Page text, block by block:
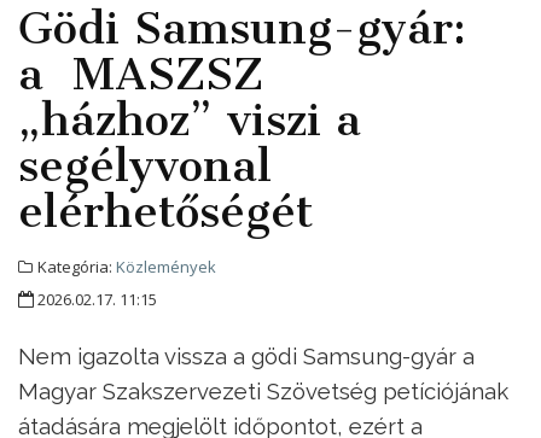
Gödi Samsung-gyár:
a MASZSZ
„házhoz” viszi a
segélyvonal
elérhetőségét
Kategória: Közlemények
2026.02.17. 11:15
Nem igazolta vissza a gödi Samsung-gyár a
Magyar Szakszervezeti Szövetség petíciójának
átadására megjelölt időpontot, ezért a